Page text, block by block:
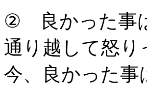
② 良かった事
通り越して怒
今、良かった